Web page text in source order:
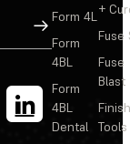
サインアップ
Form 4L
Form
4BL
Form
4BL
Dental
+
Fuse
Fuse
Blast
Tools